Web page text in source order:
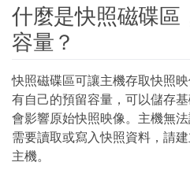
什麼是快照磁碟區
容量？
快照磁碟區可讓主機存取快照
有自己的預留容量，可以儲存
會影響原始快照映像。主機無
需要讀取或寫入快照資料，請
主機。